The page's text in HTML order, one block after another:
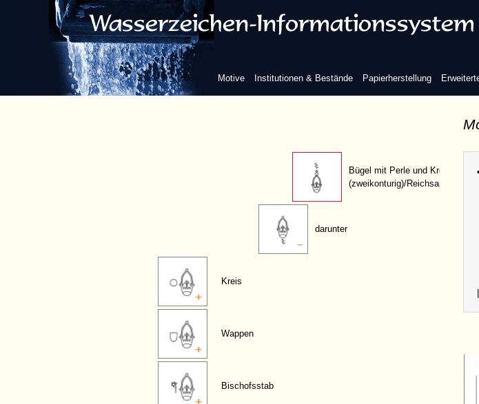
Motive Institutionen & Bestände Papierherstellung
im Bogen
außerhalb der Krone
Bügel mit Perle und Kreuz
(zweikonturig)/Reichsapfel
darunter
Kreis
Wappen
Bischofsstab